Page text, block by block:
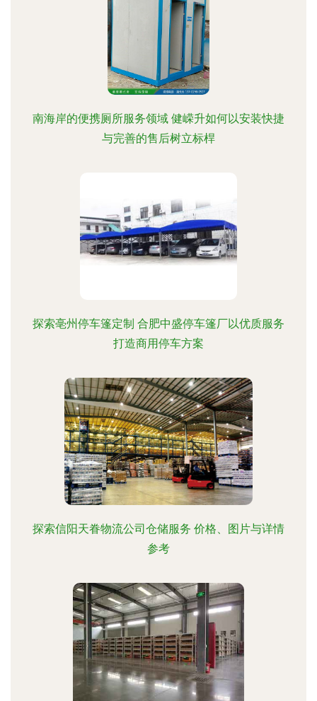
南海岸的便携厕所服务领域 健嵘升如何以安装快捷
与完善的售后树立标桿
探索亳州停车篷定制 合肥中盛停车篷厂以优质服务
打造商用停车方案
探索信阳天眷物流公司仓储服务 价格、图片与详情
参考